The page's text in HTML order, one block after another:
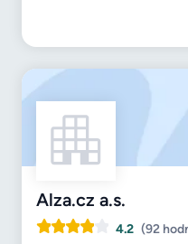
Alza.cz a.s.
4.2 (92